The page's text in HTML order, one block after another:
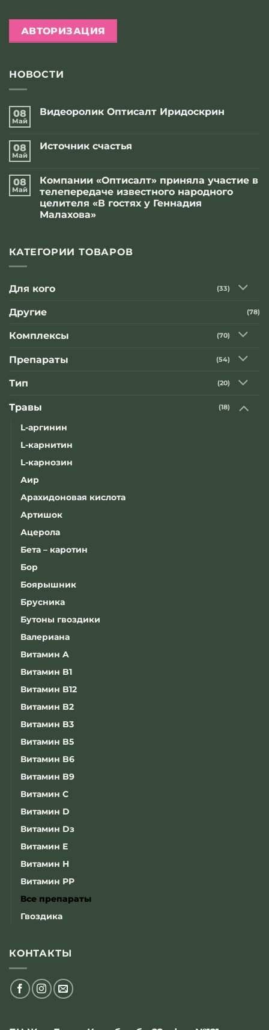
АВТОРИЗАЦИЯ
НОВОСТИ
08
Май
Видеоролик Оптисалт Иридоскрин
Видеоролик
08
Май
Источник счастья
Источник
счастья
08
Май
Компании «Оптисалт» приняла участие в
телепередаче известного народного
целителя «В гостях у Геннадия
Малахова»
Компании
«Оптисалт»
телепередаче
целителя
у
КАТЕГОРИИ ТОВАРОВ
Для кого (33)
Другие (78)
Комплексы (70)
Препараты (54)
Тип (20)
Травы (18)
L-аргинин
L-карнитин
L-карнозин
Аир
Арахидоновая кислота
Артишок
Ацерола
Бета – каротин
Бор
Боярышник
Брусника
Бутоны гвоздики
Валериана
Витамин A
Витамин B1
Витамин B12
Витамин B2
Витамин B3
Витамин B5
Витамин B6
Витамин B9
Витамин C
Витамин D
Витамин Dз
Витамин E
Витамин H
Витамин PP
Все препараты
Гвоздика
КОНТАКТЫ